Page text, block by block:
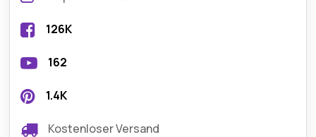
126K
162
1.4K
Kostenloser Versand